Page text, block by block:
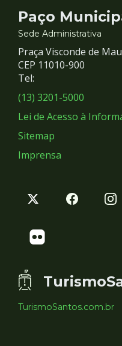
Contato
e
Redes
Sociais
Paço
Sede Administrativa
Praça Visconde de
CEP 11010-900
Tel:
(13) 3201-5000
Lei de Acesso à
Sitemap
Imprensa
TurismoSantos.com.br